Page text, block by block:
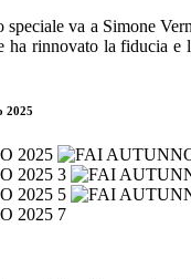
speciale va a Simone
ha rinnovato la fiducia e
2025